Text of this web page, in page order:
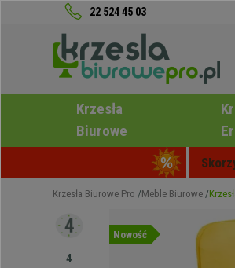
22 524 45 03
Krzesła
Biurowe
Krzesła Biurowe Pro Meble Biurowe
4
Nowość